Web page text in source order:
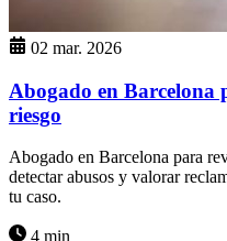
02 mar. 2026
Abogado en Barcelona
riesgo
Abogado en Barcelona para
detectar abusos y valorar
tu caso.
4 min